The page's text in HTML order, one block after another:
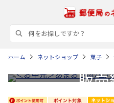
ホーム ネットショップ 菓子